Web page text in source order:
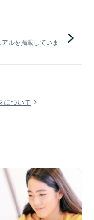
ルを掲載していま
について